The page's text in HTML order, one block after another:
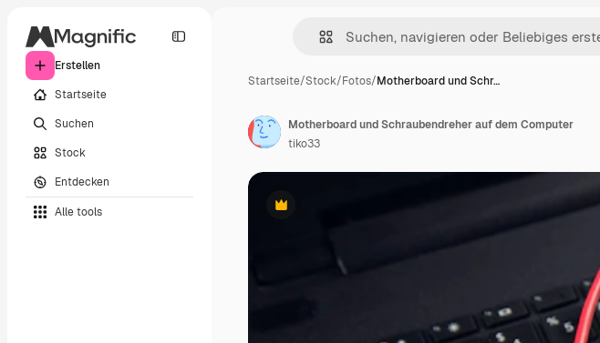
Erstellen
Startseite
Suchen
Stock
Entdecken
Alle tools
Startseite/Stock/Fotos/Motherboard und Schr…
Premium
Motherboard und Schraubendreher auf dem Computer
tiko33